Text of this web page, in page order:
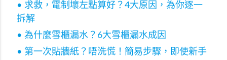
• 求救，電制壞左點算好？4大原因，為你逐一
拆解
• 為什麼雪櫃漏水？6大雪櫃漏水成因
• 第一次貼牆紙？唔洗慌！簡易步驟，即使新手